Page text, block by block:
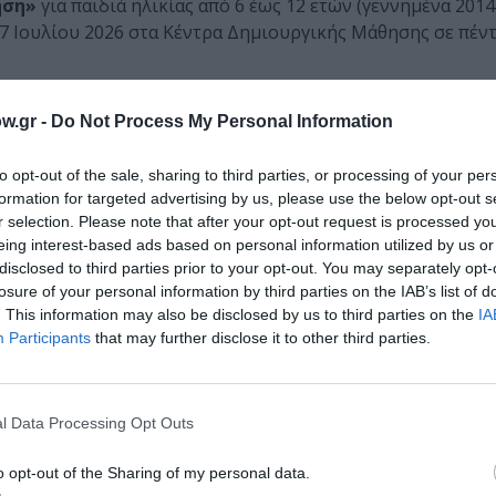
- Do Not Process My Personal Information
opt-out of the sale, sharing to third parties, or processing of your
for targeted advertising by us, please use the below opt-out
selection. Please note that after your opt-out request is processed
interest-based ads based on personal information utilized by us
to third parties prior to your opt-out. You may separately
of your personal information by third parties on the IAB’s list of
This information may also be disclosed by us to third parties on the
Participants that may further disclose it to other third parties.
Data Processing Opt Outs
opt-out of the Sharing of my personal data.
για παιδιά ηλικίας από 6 έως 12 ετών (γεννημένα
2026 στα Κέντρα Δημιουργικής Μάθησης σε
Κάτω Πετραλώνων, Ευελπίδων και
καλοκαιρινή εμπειρία αξιοποιώντας ποιοτικά,
που ενισχύουν την ελεύθερη έκφραση και
θα περιλαμβάνει ομαδικά παιδαγωγικά παιχνίδια,
χορό, χορευτικά και θεατρικά παιχνίδια,
ομάδες μοντέρνων και παραδοσιακών χορών,
δημιουργικό περιβάλλον να περάσουν ένα αξέχαστο
θα γίνεται από 08:00 έως και 08:45, ενώ το πρόγραμμα
Η αποχώρηση των παιδιών με τη συνοδεία γονέα/